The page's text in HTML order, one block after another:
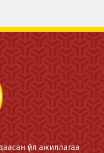
үйл ажиллагаа